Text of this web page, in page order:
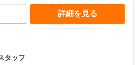
詳細を見る
タッフ